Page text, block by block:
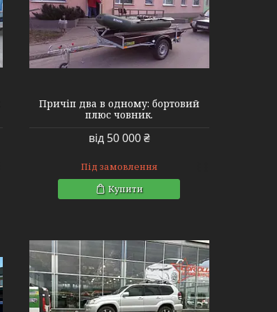
Причіп два в одному: бортовий
плюс човник.
від 50 000 ₴
Під замовлення
Купити